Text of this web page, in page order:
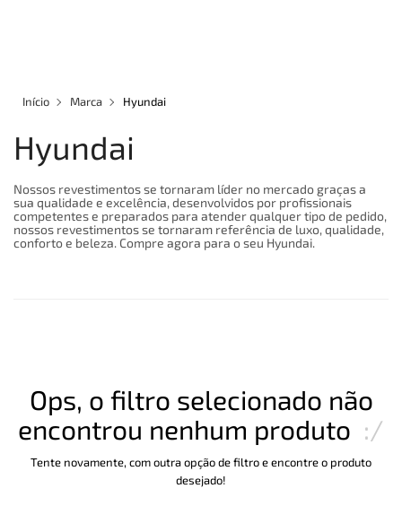
ASSOALHOS
ACESSÓRIOS
Início Marca Hyundai
Hyundai
Nossos revestimentos se tornaram líder no mercado graças a
sua qualidade e excelência, desenvolvidos por profissionais
competentes e preparados para atender qualquer tipo de pedido,
nossos revestimentos se tornaram referência de luxo, qualidade,
conforto e beleza. Compre agora para o seu Hyundai.
Ops, o filtro selecionado não
encontrou nenhum produto :/
Tente novamente, com outra opção de filtro e encontre o produto
desejado!
Site Seguro- Compre com Segurança